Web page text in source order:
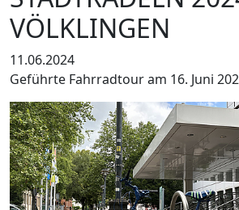
VÖLKLINGEN
11.06.2024
Geführte Fahrradtour am 16. Juni